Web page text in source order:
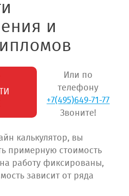
и
Или по
телефону
+7(495)649-71-77
Звоните!
калькулятор, вы
примерную стоимость
работу фиксированы,
зависит от ряда